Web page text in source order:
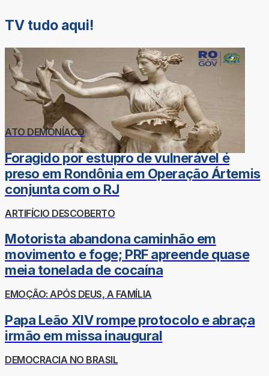
TV tudo aqui!
ATO DEMONÍACO
Foragido por estupro de vulnerável é
preso em Rondônia em Operação Ártemis
conjunta com o RJ
ARTIFÍCIO DESCOBERTO
Motorista abandona caminhão em
movimento e foge; PRF apreende quase
meia tonelada de cocaína
EMOÇÃO: APÓS DEUS, A FAMÍLIA
Papa Leão XIV rompe protocolo e abraça
irmão em missa inaugural
DEMOCRACIA NO BRASIL